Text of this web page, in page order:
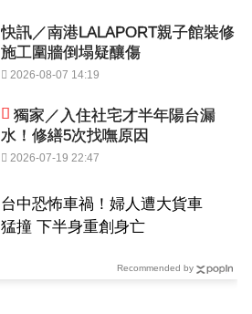
快訊／南港LALAPORT親子館裝修
施工圍牆倒塌疑釀傷
2026-08-07 14:19
獨家／入住社宅才半年陽台漏
水！修繕5次找嘸原因
2026-07-19 22:47
台中恐怖車禍！婦人遭大貨車
猛撞 下半身重創身亡
Recommended by